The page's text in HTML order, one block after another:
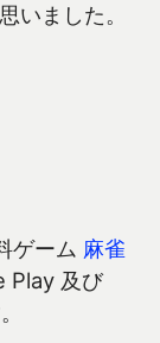
いました。
ゲーム 麻雀
Play 及び